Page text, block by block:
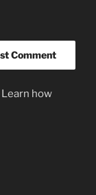
Learn how